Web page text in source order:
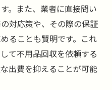
。また、業者に直接問い
対応策や、その際の保証
ることも賢明です。これ
て不用品回収を依頼する
出費を抑えることが可能